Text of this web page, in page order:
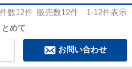
数12件 販売数12件 1-12件表示
めて
お問い合わせ